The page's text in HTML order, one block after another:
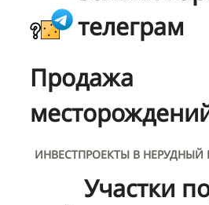
телеграм
Продажа
ИНВЕСТПРОЕКТЫ В НЕРУДНЫЙ
Участки